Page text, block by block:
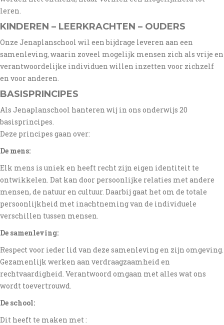
leren.
KINDEREN – LEERKRACHTEN – OUDERS
Onze Jenaplanschool wil een bijdrage leveren aan een
samenleving, waarin zoveel mogelijk mensen zich als vrije en
verantwoordelijke individuen willen inzetten voor zichzelf
en voor anderen.
BASISPRINCIPES
Als Jenaplanschool hanteren wij in ons onderwijs 20
basisprincipes.
Deze principes gaan over:
De mens:
Elk mens is uniek en heeft recht zijn eigen identiteit te
ontwikkelen. Dat kan door persoonlijke relaties met andere
mensen, de natuur en cultuur. Daarbij gaat het om de totale
persoonlijkheid met inachtneming van de individuele
verschillen tussen mensen.
De samenleving:
Respect voor ieder lid van deze samenleving en zijn omgeving.
Gezamenlijk werken aan verdraagzaamheid en
rechtvaardigheid. Verantwoord omgaan met alles wat ons
wordt toevertrouwd.
De school:
Dit heeft te maken met :